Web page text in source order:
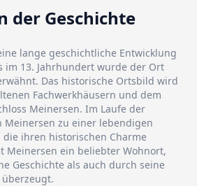
der Geschichte
lange geschichtliche Entwicklung
im 13. Jahrhundert wurde der Ort
Das historische Ortsbild wird
Fachwerkhäusern und dem
Meinersen. Im Laufe der
Meinersen zu einer lebendigen
die ihren historischen Charme
Meinersen ein beliebter Wohnort,
Geschichte als auch durch seine